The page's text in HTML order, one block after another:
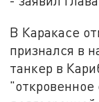
В Каракасе
признался в
танкер в